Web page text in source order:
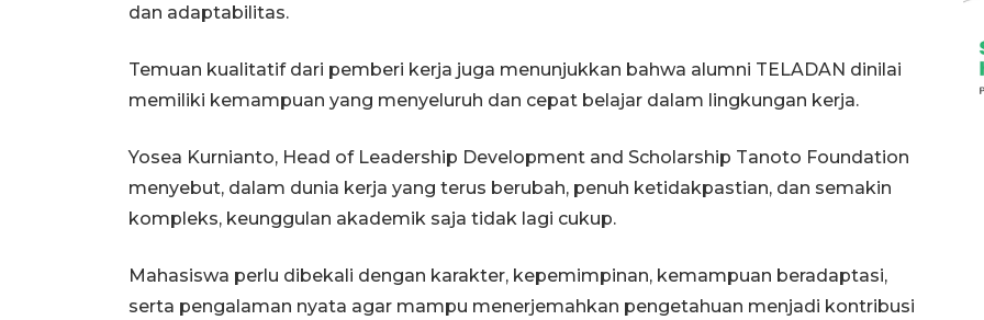
dan adaptabilitas.
Temuan kualitatif dari pemberi kerja juga menunjukkan bahwa alumni TELADAN dinilai
memiliki kemampuan yang menyeluruh dan cepat belajar dalam lingkungan kerja.
Yosea Kurnianto, Head of Leadership Development and Scholarship Tanoto Foundation
menyebut, dalam dunia kerja yang terus berubah, penuh ketidakpastian, dan semakin
kompleks, keunggulan akademik saja tidak lagi cukup.
Mahasiswa perlu dibekali dengan karakter, kepemimpinan, kemampuan beradaptasi,
serta pengalaman nyata agar mampu menerjemahkan pengetahuan menjadi kontribusi